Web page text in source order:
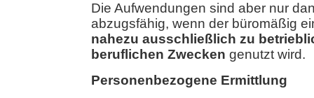
Die Aufwendungen sind aber nur
abzugsfähig, wenn der büromäßig
nahezu ausschließlich zu
beruflichen Zwecken genutzt wird.
Personenbezogene Ermittlung